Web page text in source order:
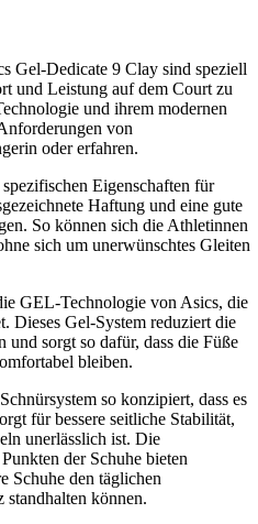
Gel-Dedicate 9 Clay sind speziell
und Leistung auf dem Court zu
und ihrem modernen
von
oder erfahren.
Eigenschaften für
Haftung und eine gute
So können sich die Athletinnen
sich um unerwünschtes Gleiten
GEL-Technologie von Asics, die
Dieses Gel-System reduziert die
sorgt so dafür, dass die Füße
bleiben.
so konzipiert, dass es
für bessere seitliche Stabilität,
unerlässlich ist. Die
der Schuhe bieten
Schuhe den täglichen
standhalten können.